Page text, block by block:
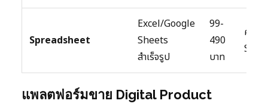
Spreadsheet
Excel/Google
Sheets
สำเร็จรูป
99-
490
บาท
คนที่
แพลตฟอร์มขาย Digital Product